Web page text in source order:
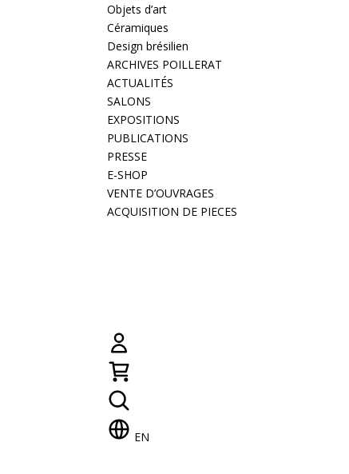
Objets d’art
Céramiques
Design brésilien
ARCHIVES POILLERAT
ACTUALITÉS
SALONS
EXPOSITIONS
PUBLICATIONS
PRESSE
E-SHOP
VENTE D’OUVRAGES
ACQUISITION DE PIECES
EN